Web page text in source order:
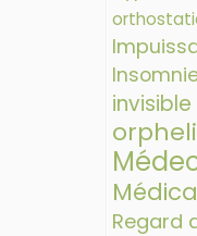
invisible
Regard